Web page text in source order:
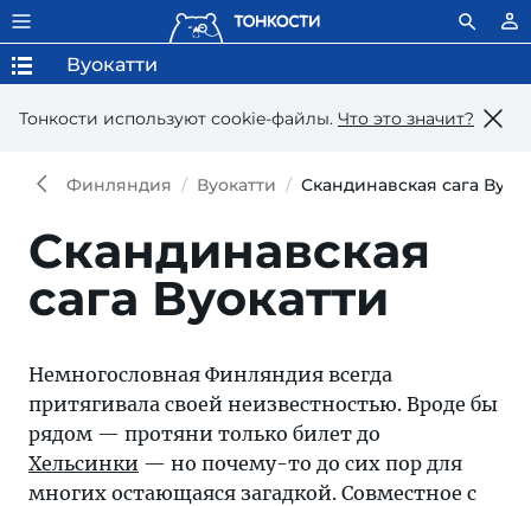
Тонкости используют сookie-файлы. Что это значит?
Вуокатти
Финляндия Вуокатти Скандинавская сага
Скандинавская
сага Вуокатти
Немногословная Финляндия всегда
притягивала своей неизвестностью. Вроде бы
рядом — протяни только билет до
Хельсинки — но почему-то до сих пор для
многих остающаяся загадкой. Совместное с